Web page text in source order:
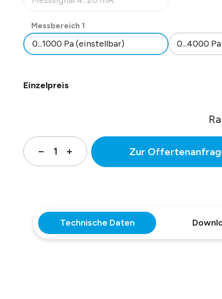
Isolationswiderstand: 100 MOhm, 20°C, 500 V DC.
Datenblatt Nr. 13301.
(Diese Option ist zurzeit nicht verfügbar.)
Messbereich 1
0...1000 Pa (einstellbar) 0...4000
Einzelpreis
Zur
Technische Daten